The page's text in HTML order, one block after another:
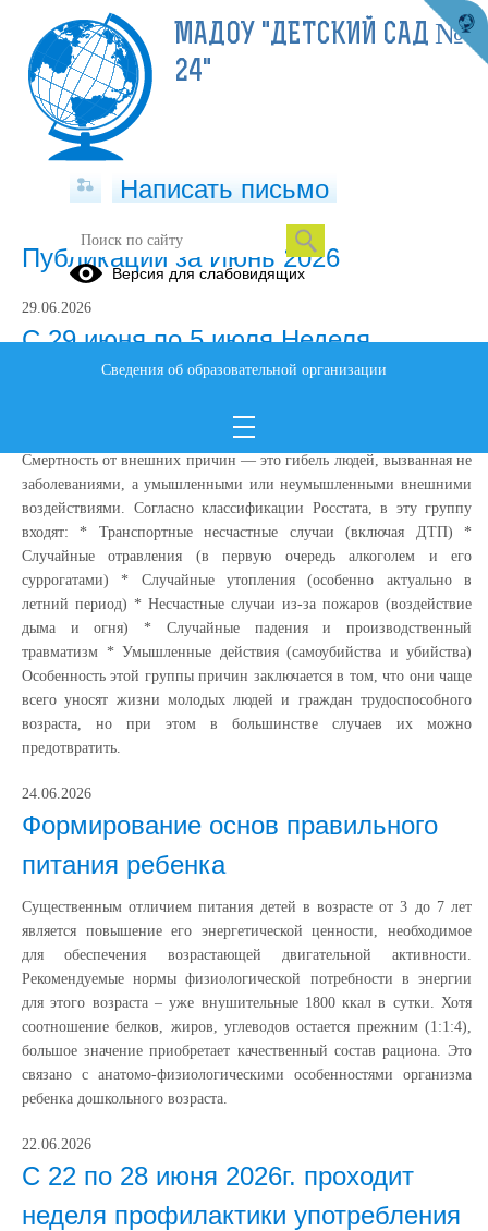
Публикации за Июнь 2026
29.06.2026
С 29 июня по 5 июля Неделя,
направленная на снижение
смертности от внешних причин.
Смертность от внешних причин — это гибель людей, вызванная не
заболеваниями, а умышленными или неумышленными внешними
воздействиями. Согласно классификации Росстата, в эту группу
входят: * Транспортные несчастные случаи (включая ДТП) *
Случайные отравления (в первую очередь алкоголем и его
суррогатами) * Случайные утопления (особенно актуально в
летний период) * Несчастные случаи из-за пожаров (воздействие
дыма и огня) * Случайные падения и производственный
травматизм * Умышленные действия (самоубийства и убийства)
Особенность этой группы причин заключается в том, что они чаще
всего уносят жизни молодых людей и граждан трудоспособного
возраста, но при этом в большинстве случаев их можно
предотвратить.
24.06.2026
Формирование основ правильного
питания ребенка
Существенным отличием питания детей в возрасте от 3 до 7 лет
является повышение его энергетической ценности, необходимое
для обеспечения возрастающей двигательной активности.
Рекомендуемые нормы физиологической потребности в энергии
для этого возраста – уже внушительные 1800 ккал в сутки. Хотя
соотношение белков, жиров, углеводов остается прежним (1:1:4),
большое значение приобретает качественный состав рациона. Это
связано с анатомо-физиологическими особенностями организма
ребенка дошкольного возраста.
22.06.2026
С 22 по 28 июня 2026г. проходит
неделя профилактики употребления
МАДОУ "ДЕТСКИЙ САД №
24"
Написать письмо
Версия для слабовидящих
Сведения об образовательной организации